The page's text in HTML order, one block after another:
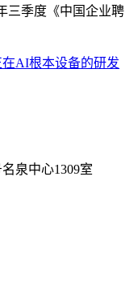
三季度《中国企业聘
AI根本设备的研发
泉中心1309室